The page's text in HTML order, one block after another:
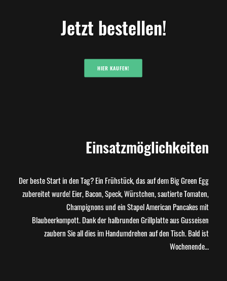
Jetzt bestellen!
HIER KAUFEN!
Einsatzmöglichkeiten
Der beste Start in den Tag? Ein Frühstück, das auf dem Big Green Egg
zubereitet wurde! Eier, Bacon, Speck, Würstchen, sautierte Tomaten,
Champignons und ein Stapel American Pancakes mit
Blaubeerkompott. Dank der halbrunden Grillplatte aus Gusseisen
zaubern Sie all dies im Handumdrehen auf den Tisch. Bald ist
Wochenende…